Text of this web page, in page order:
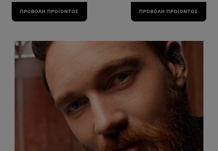
ΠΡΟΒΟΛΉ ΠΡΟΪΌΝΤΟΣ ΠΡΟΒΟΛΉ ΠΡΟΪΌΝΤΟΣ